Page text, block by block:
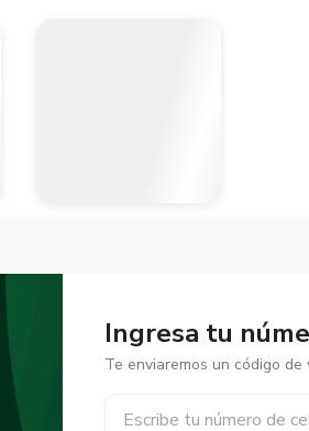
Ingresa tu
Te enviaremos un código de